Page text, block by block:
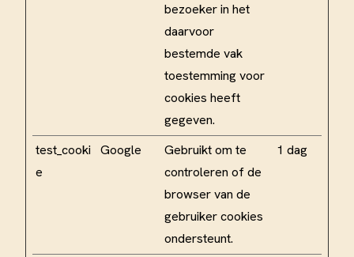
bezoeker in het
daarvoor
bestemde vak
toestemming voor
cookies heeft
gegeven.
test_cooki
e
Google
Gebruikt om te
controleren of de
browser van de
gebruiker cookies
ondersteunt.
1 dag